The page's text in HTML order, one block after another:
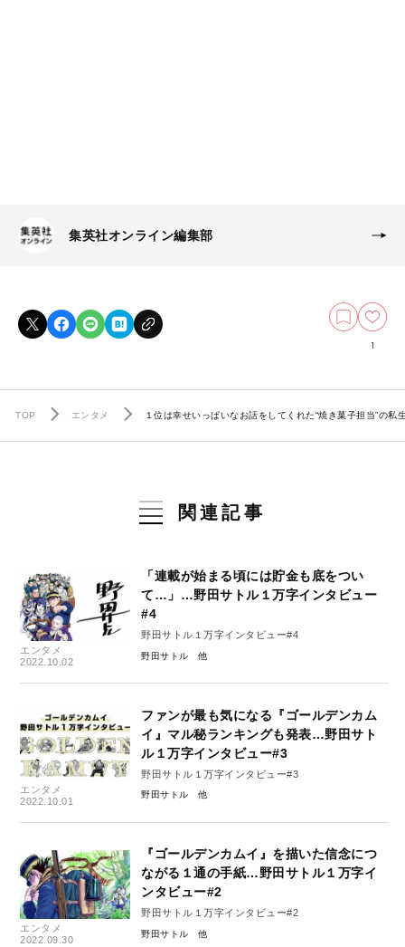
集英社オンライン編集部
1
TOP エンタメ １位は幸せいっぱいなお話をしてくれた“焼き菓子担当”の
関連記事
エンタメ
2022.10.02
「連載が始まる頃には貯金も底をつい
て…」…野田サトル１万字インタビュー
#4
野田サトル１万字インタビュー#4
野田サトル
エンタメ
2022.10.01
ファンが最も気になる『ゴールデンカム
イ』マル秘ランキングも発表…野田サト
ル１万字インタビュー#3
野田サトル１万字インタビュー#3
野田サトル
エンタメ
2022.09.30
『ゴールデンカムイ』を描いた信念につ
ながる１通の手紙…野田サトル１万字イ
ンタビュー#2
野田サトル１万字インタビュー#2
野田サトル